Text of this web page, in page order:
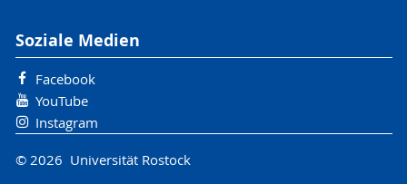
Soziale Medien
Facebook
YouTube
Instagram
© 2026 Universität Rostock